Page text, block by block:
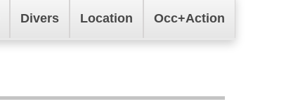
Divers Location Occ+Action